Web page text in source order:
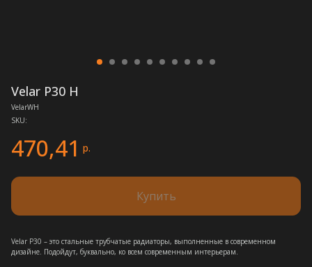
Velar P30 H
VelarWH
SKU:
470,41 р.
Купить
Velar P30 – это стальные трубчатые радиаторы, выполненные в современном
дизайне. Подойдут, буквально, ко всем современным интерьерам.